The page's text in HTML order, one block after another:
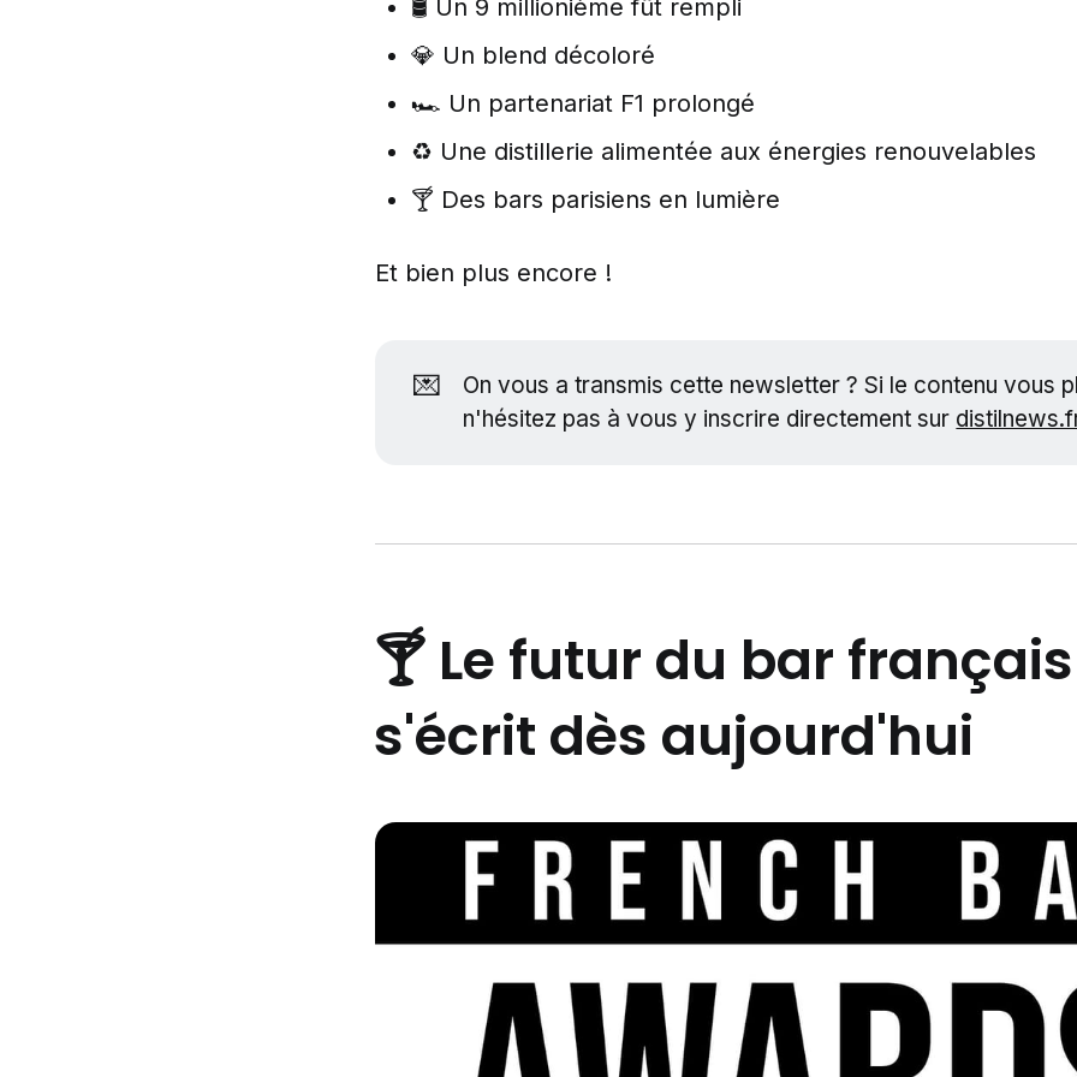
🛢 Un 9 millionième fût rempli
💎 Un blend décoloré
🏎 Un partenariat F1 prolongé
♻ Une distillerie alimentée aux énergies renouvelables
🍸 Des bars parisiens en lumière
Et bien plus encore !
💌
On vous a transmis cette newsletter ? Si le contenu vous
n'hésitez pas à vous y inscrire directement sur
🍸 Le futur du bar français
s'écrit dès aujourd'hui